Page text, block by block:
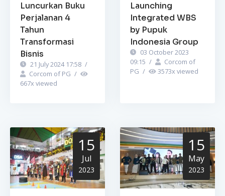
Luncurkan Buku
Perjalanan 4
Tahun
Transformasi
Bisnis
21 July 2024 17:58 /
Corcom of PG /
667x viewed
Launching
Integrated WBS
by Pupuk
Indonesia Group
03 October 2023
09:15 /
Corcom of
PG / 3573x viewed
15
Jul
2023
15
May
2023